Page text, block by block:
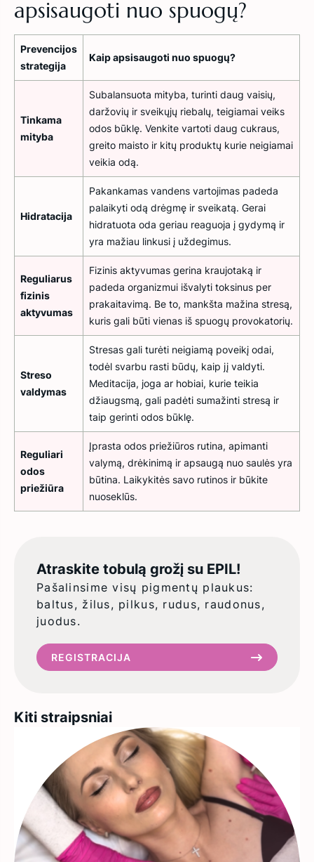
apsisaugoti nuo spuogų?
Prevencijos
strategija
Kaip apsisaugoti nuo spuogų?
Tinkama
mityba
Subalansuota mityba, turinti daug vaisių,
daržovių ir sveikųjų riebalų, teigiamai veiks
odos būklę. Venkite vartoti daug cukraus,
greito maisto ir kitų produktų kurie neigiamai
veikia odą.
Hidratacija
Pakankamas vandens vartojimas padeda
palaikyti odą drėgmę ir sveikatą. Gerai
hidratuota oda geriau reaguoja į gydymą ir
yra mažiau linkusi į uždegimus.
Reguliarus
fizinis
aktyvumas
Fizinis aktyvumas gerina kraujotaką ir
padeda organizmui išvalyti toksinus per
prakaitavimą. Be to, mankšta mažina stresą,
kuris gali būti vienas iš spuogų provokatorių.
Streso
valdymas
Stresas gali turėti neigiamą poveikį odai,
todėl svarbu rasti būdų, kaip jį valdyti.
Meditacija, joga ar hobiai, kurie teikia
džiaugsmą, gali padėti sumažinti stresą ir
taip gerinti odos būklę.
Reguliari
odos
priežiūra
Įprasta odos priežiūros rutina, apimanti
valymą, drėkinimą ir apsaugą nuo saulės yra
būtina. Laikykitės savo rutinos ir būkite
nuoseklūs.
Atraskite tobulą grožį su EPIL!
Pašalinsime visų pigmentų plaukus:
baltus, žilus, pilkus, rudus, raudonus,
juodus.
REGISTRACIJA
Kiti straipsniai